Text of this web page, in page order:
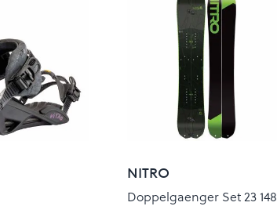
NITRO
Doppelgaenger Set 23 148